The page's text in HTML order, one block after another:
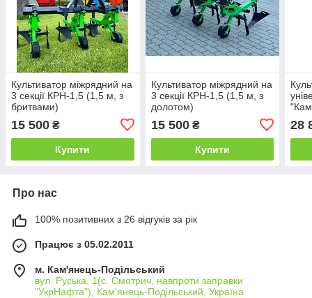
Культиватор міжрядний на
3 секції КРН-1,5 (1,5 м, з
бритвами)
15 500 ₴
Купити
Культиватор міжрядний на
3 секції КРН-1,5 (1,5 м, з
долотом)
15 500₴
Купити
28
Про нас
100% позитивних з 26 відгуків за рік
Працює з 05.02.2011
м. Кам'янець-Подільський
вул. Руська, 1(с. Смотрич, навпроти заправки
"УкрНафта"), Кам'янець-Подільський, Україна